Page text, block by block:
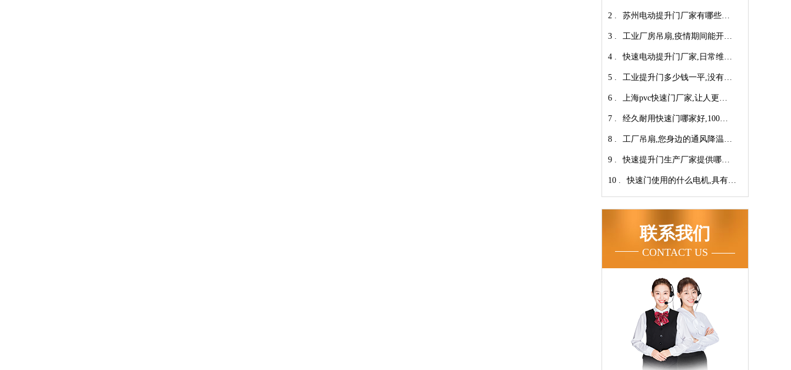
【广州奇翔】
2 . 苏州电动提升门厂家有哪些优
势特点呢？-广州奇翔
3 . 工业厂房吊扇,疫情期间能开空
调吗?【广州奇翔】
4 . 快速电动提升门厂家,日常维保
小技巧！【广州奇翔】
5 . 工业提升门多少钱一平,没有中
间商差价放心选购【广州奇
翔】
6 . 上海pvc快速门厂家,让人更安
心-广州奇翔
7 . 经久耐用快速门哪家好,100万
次连续开启设计【广州奇翔】
8 . 工厂吊扇,您身边的通风降温专
家！【广州奇翔】
9 . 快速提升门生产厂家提供哪些
服务呢-广州奇翔
10 . 快速门使用的什么电机,具有快
联系我们
CONTACT US